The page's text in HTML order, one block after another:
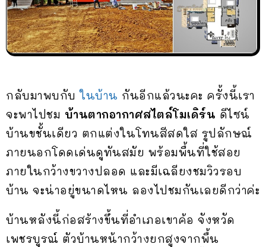
กลับมาพบกับในบ้าน กันอีกแล้วนะคะ ครั้งนี้เรา
จะพาไปชม บ้านตากอากาศสไตล์โมเดิร์น ดีไซน์
บ้านขชั้นเดียว ตกแต่งในโทนสีสดใส รูปลักษณ์
ภายนอกโดดเด่นดูทันสมัย พร้อมพื้นที่ใช้สอย
ภายในกว้างขวางปลอด และมีเฉลียงชมวิวรอบ
บ้าน จะน่าอยู่ขนาดไหน ลองไปชมกันเลยดีกว่าค่ะ
บ้านหลังนี้ก่อสร้างขึ้นที่อำเภอเขาค้อ จังหวัด
เพชรบูรณ์ ตัวบ้านหน้ากว้างยกสูงจากพื้น